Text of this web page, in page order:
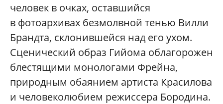
человек в очках, оставшийся
в фотоархивах безмолвной тенью Вилли
Брандта, склонившейся над его ухом.
Сценический образ Гийома облагорожен
блестящими монологами Фрейна,
природным обаянием артиста Красилова
и человеколюбием режиссера Бородина.